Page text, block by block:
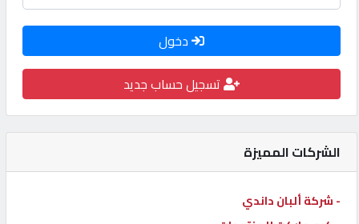
كيو
نمبر
كارز
كيو
ماركت
دخول
تسجيل حساب جديد
الشركات المميزة
- شركة ألبان داندي